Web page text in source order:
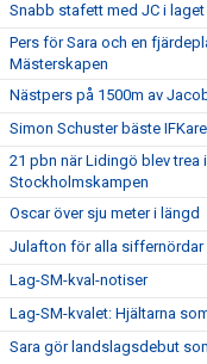
Snabb stafett med JC i
Pers för Sara och en
Mästerskapen
Nästpers på 1500m av
Simon Schuster bäste
21 pbn när Lidingö blev trea
Stockholmskampen
Oscar över sju meter i längd
Julafton för alla siffernördar
Lag-SM-kval-notiser
Lag-SM-kvalet: Hjältarna
Sara gör landslagsdebut